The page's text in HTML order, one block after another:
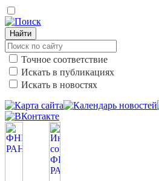
Найти
Точное соответствие
Искать в публикациях
Искать в новостях